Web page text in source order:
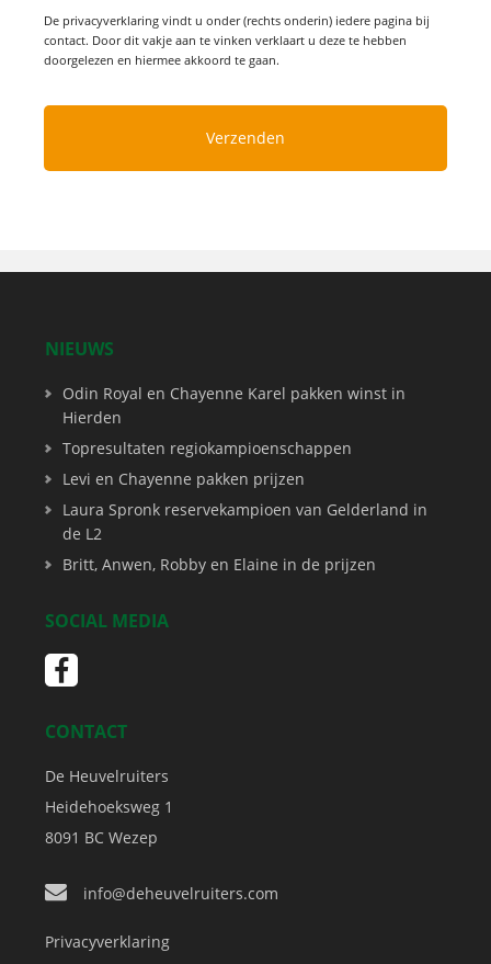
De privacyverklaring vindt u onder (rechts onderin) iedere pagina bij
contact. Door dit vakje aan te vinken verklaart u deze te hebben
doorgelezen en hiermee akkoord te gaan.
NIEUWS
Odin Royal en Chayenne Karel pakken winst in
Hierden
Topresultaten regiokampioenschappen
Levi en Chayenne pakken prijzen
Laura Spronk reservekampioen van Gelderland in
de L2
Britt, Anwen, Robby en Elaine in de prijzen
SOCIAL MEDIA
CONTACT
De Heuvelruiters
Heidehoeksweg 1
8091 BC Wezep
info@deheuvelruiters.com
Privacyverklaring